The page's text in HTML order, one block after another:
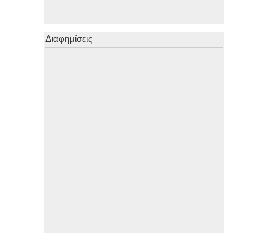
Διαφημίσεις